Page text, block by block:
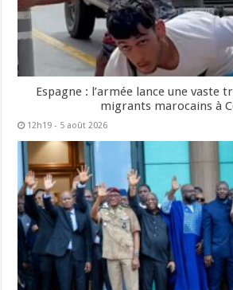
Espagne : l’armée lance une vaste
migrants marocains à
12h19 - 5 août 2026